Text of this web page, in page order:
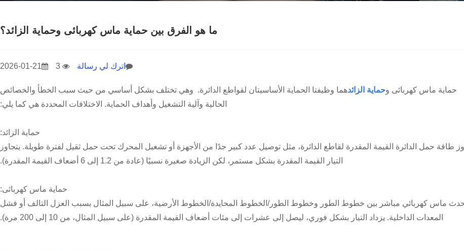
ما هو الفرق بين حماية ماس كهربائى وحماية الزائد؟
2026-01-21 اترك لي رسالة
حماية ماس كهربائى وحماية الزائدهما وظيفتا الحماية الأساسيتان لقواطع الدائرة. وهي تختلف بشكل أساسي من حيث سبب الخطأ والخصائص
الحالية وآلية التشغيل وأهداف الحماية. الاختلافات المحددة هي كما يلي:
حماية الزائد:
طاقة حمل الدائرة القيمة المقدرة لقاطع الدائرة، مثل توصيل عدد كبير جدًا من الأجهزة أو تشغيل المحرك تحت حمل ثقيل لفترة طويلة. يتجاوز
التيار القيمة المقدرة بشكل مستمر، لكن الزيادة صغيرة نسبيًا (عادة من 1.2 إلى 6 أضعاف القيمة المقدرة).
حماية ماس كهربائى:
ماس كهربائي مباشر بين خطوط الطور وخطوط الطور/الخطوط المحايدة/الخطوط الأرضية، على سبيل المثال بسبب العزل التالف أو فشل
المعدات الداخلية. يزداد التيار بشكل فوري، ليصل إلى عشرات إلى مئات أضعاف القيمة المقدرة (على سبيل المثال، من 10 إلى 200 مرة).